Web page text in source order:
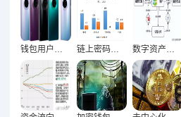
钱包用户留存率提升，产品体验成核心破局关键 链上密码与钱包行为变迁，投资者策略进化图谱解码 数字资产时代钱包与交易所资金流动关系深度解析